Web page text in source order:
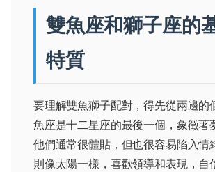
雙魚座和獅子座的
特質
要理解雙魚獅子配對，得先從兩邊的
魚座是十二星座的最後一個，象徵著
他們通常很體貼，但也很容易陷入情
則像太陽一樣，喜歡領導和表現，自